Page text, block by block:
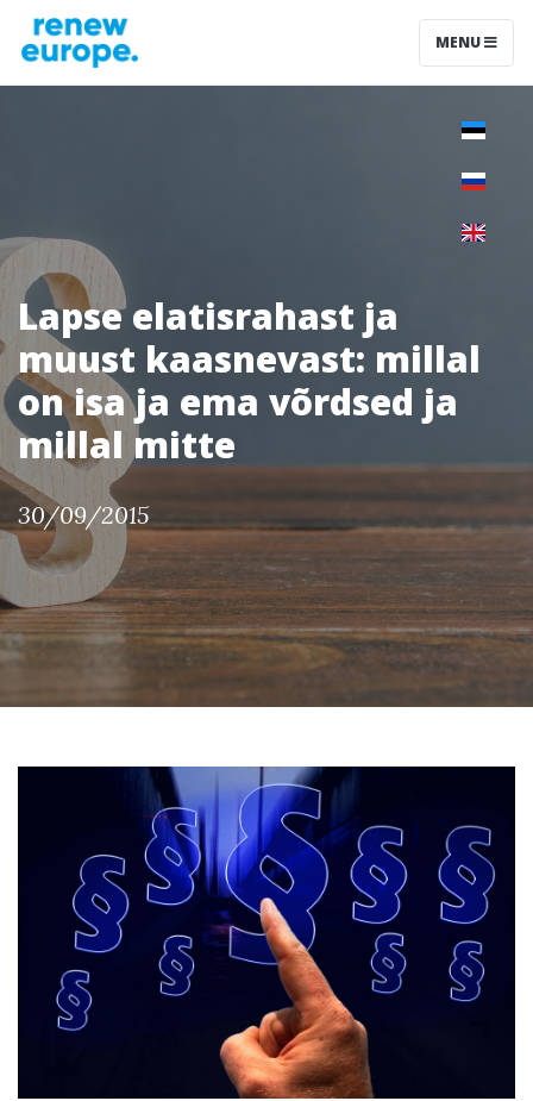
MENU
Lapse elatisrahast ja
muust kaasnevast: millal
on isa ja ema võrdsed ja
millal mitte
30/09/2015